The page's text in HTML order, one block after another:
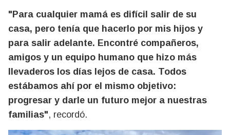
"Para cualquier mamá es difícil salir de su
casa, pero tenía que hacerlo por mis hijos y
para salir adelante. Encontré compañeros,
amigos y un equipo humano que hizo más
llevaderos los días lejos de casa. Todos
estábamos ahí por el mismo objetivo:
progresar y darle un futuro mejor a nuestras
familias", recordó.